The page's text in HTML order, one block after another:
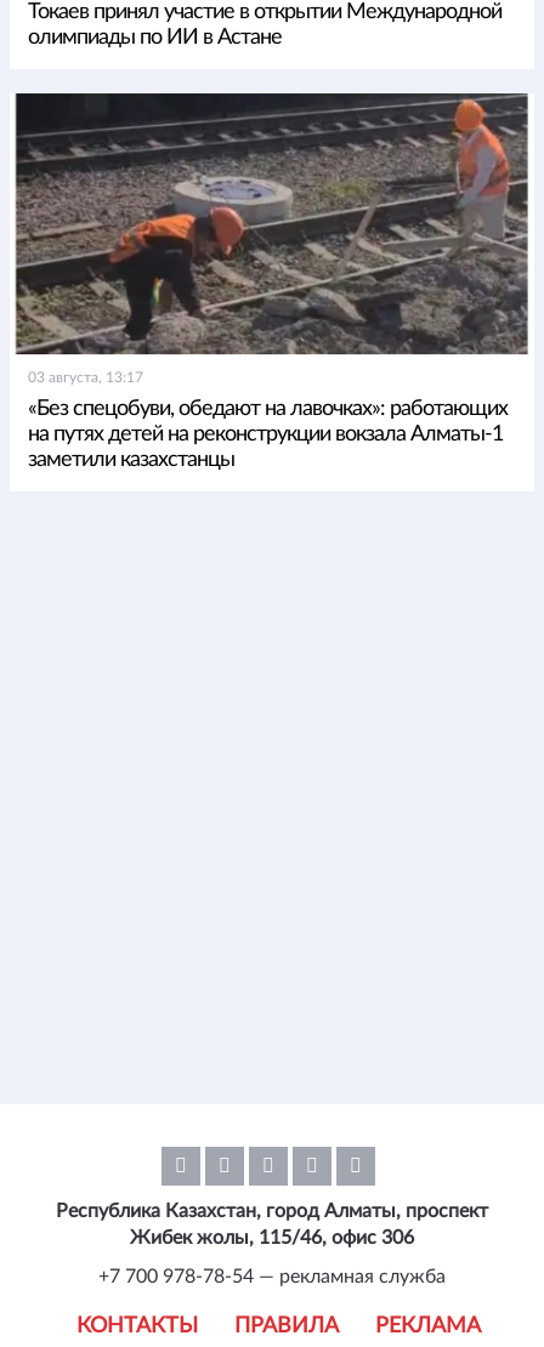
Токаев принял участие в открытии Международной
олимпиады по ИИ в Астане
03 августа, 13:17
«Без спецобуви, обедают на лавочках»: работающих
на путях детей на реконструкции вокзала Алматы-1
заметили казахстанцы
КОНТАКТЫ ПРАВИЛА РЕКЛАМА
Республика Казахстан, город Алматы, проспект
Жибек жолы, 115/46, офис 306
+7 700 978-78-54 — рекламная служба